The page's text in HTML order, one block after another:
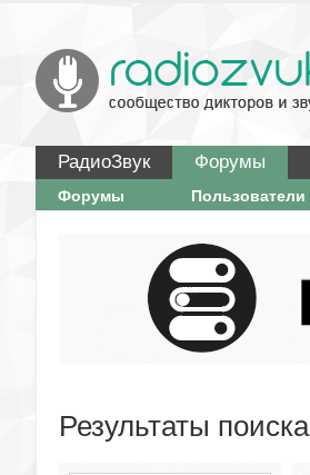
РадиоЗвук Форумы
Форумы Пользователи
Результаты поиска